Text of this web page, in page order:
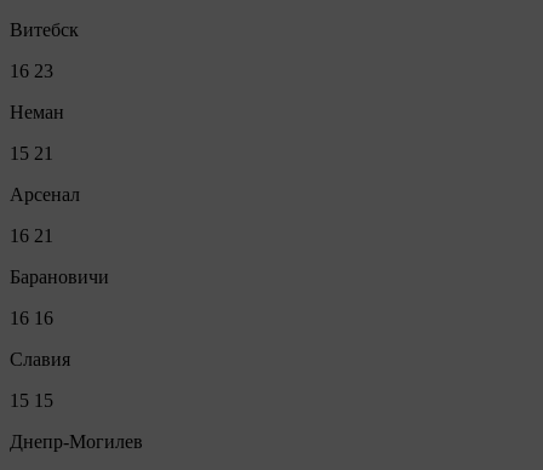
Витебск
16 23
Неман
15 21
Арсенал
16 21
Барановичи
16 16
Славия
15 15
Днепр-Могилев